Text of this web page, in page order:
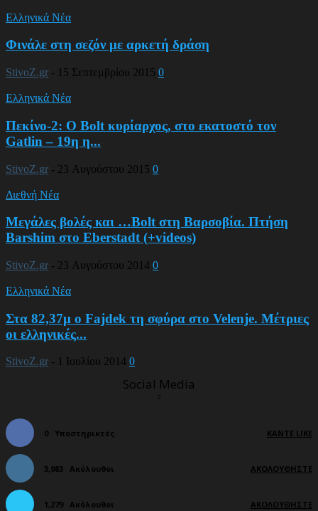
Ελληνικά Νέα
Φινάλε στη σεζόν με αρκετή δράση
StivoZ.gr - 15 Σεπτεμβρίου 2015 0
Ελληνικά Νέα
Πεκίνο-2: Ο Bolt κυρίαρχος, στο εκατοστό τον
Gatlin – 19η η...
StivoZ.gr - 23 Αυγούστου 2015 0
Διεθνή Νέα
Μεγάλες βολές και …Bolt στη Βαρσοβία. Πτήση
Barshim στο Eberstadt (+videos)
StivoZ.gr - 23 Αυγούστου 2014 0
Ελληνικά Νέα
Στα 82,37μ ο Fajdek τη σφύρα στο Velenje. Μέτριες
οι ελληνικές...
StivoZ.gr - 1 Ιουλίου 2014 0
Social Media
0 Υποστηρικτές ΚΆΝΤΕ LIKE
3,983 Ακόλουθοι ΑΚΟΛΟΥΘΉΣΤΕ
1,279 Ακόλουθοι ΑΚΟΛΟΥΘΉΣΤΕ